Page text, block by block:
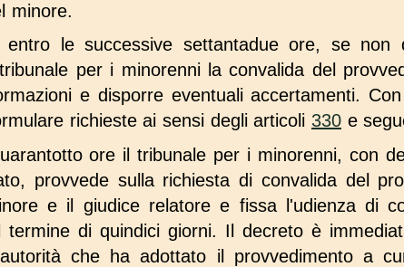
minore.
entro le successive settantadue ore, se non
per i minorenni la convalida del
e disporre eventuali accertamenti.
richieste ai sensi degli articoli 330 e
ore il tribunale per i minorenni, con
provvede sulla richiesta di convalida del
e il giudice relatore e fissa l'udienza di
di quindici giorni. Il decreto è
che ha adottato il provvedimento a